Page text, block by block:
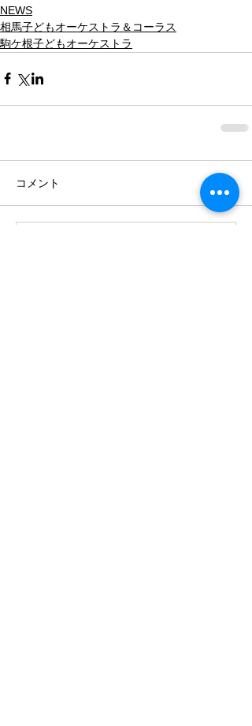
NEWS
相馬子どもオーケストラ＆コーラス
駒ケ根子どもオーケストラ
コメント